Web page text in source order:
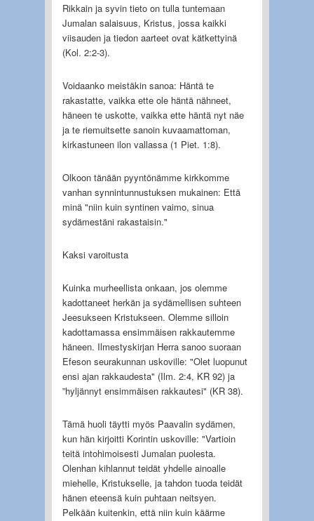
Rikkain ja syvin tieto on tulla tuntemaan
Jumalan salaisuus, Kristus, jossa kaikki
viisauden ja tiedon aarteet ovat kätkettyinä
(Kol. 2:2-3).
Voidaanko meistäkin sanoa: Häntä te
rakastatte, vaikka ette ole häntä nähneet,
häneen te uskotte, vaikka ette häntä nyt näe
ja te riemuitsette sanoin kuvaamattoman,
kirkastuneen ilon vallassa (1 Piet. 1:8).
Olkoon tänään pyyntönämme kirkkomme
vanhan synnintunnustuksen mukainen: Että
minä "niin kuin syntinen vaimo, sinua
sydämestäni rakastaisin."
Kaksi varoitusta
Kuinka murheellista onkaan, jos olemme
kadottaneet herkän ja sydämellisen suhteen
Jeesukseen Kristukseen. Olemme silloin
kadottamassa ensimmäisen rakkautemme
häneen. Ilmestyskirjan Herra sanoo suoraan
Efeson seurakunnan uskoville: "Olet luopunut
ensi ajan rakkaudesta" (Ilm. 2:4, KR 92) ja
”hyljännyt ensimmäisen rakkautesi" (KR 38).
Tämä huoli täytti myös Paavalin sydämen,
kun hän kirjoitti Korintin uskoville: "Vartioin
teitä intohimoisesti Jumalan puolesta.
Olenhan kihlannut teidät yhdelle ainoalle
miehelle, Kristukselle, ja tahdon tuoda teidät
hänen eteensä kuin puhtaan neitsyen.
Pelkään kuitenkin, että niin kuin käärme